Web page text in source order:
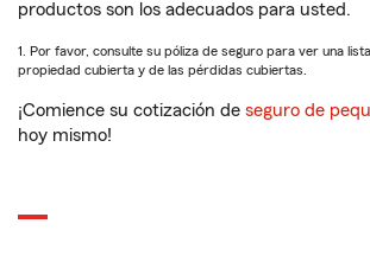
productos son los adecuados para usted.
1. Por favor, consulte su póliza de seguro para ver una
propiedad cubierta y de las pérdidas cubiertas.
¡Comience su cotización de seguro de
hoy mismo!